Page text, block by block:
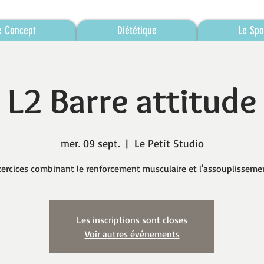
Concept Diététique Le
L2 Barre attitude
mer. 09 sept.
  |
Le Petit Studio
combinant le renforcement musculaire et
Les inscriptions sont closes
Voir autres événements